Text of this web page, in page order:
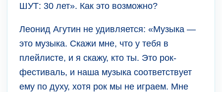
ШУТ: 30 лет». Как это возможно?
Леонид Агутин не удивляется: «Музыка —
это музыка. Скажи мне, что у тебя в
плейлисте, и я скажу, кто ты. Это рок-
фестиваль, и наша музыка соответствует
ему по духу, хотя рок мы не играем. Мне